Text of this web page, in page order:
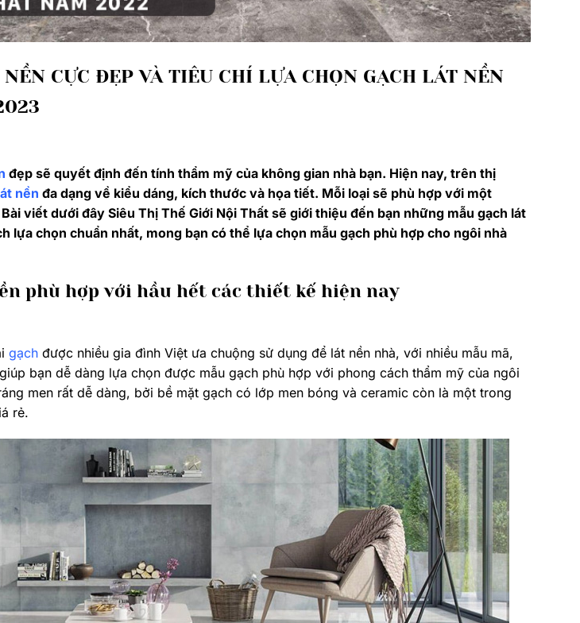
CỰC ĐẸP VÀ TIÊU CHÍ LỰA CHỌN GẠCH LÁT NỀN
đẹp sẽ quyết định đến tính thẩm mỹ của không gian nhà bạn. Hiện nay, trên thị
nền đa dạng về kiểu dáng, kích thước và họa tiết. Mỗi loại sẽ phù hợp với một
viết dưới đây Siêu Thị Thế Giới Nội Thất sẽ giới thiệu đến bạn những mẫu gạch lát
lựa chọn chuẩn nhất, mong bạn có thể lựa chọn mẫu gạch phù hợp cho ngôi nhà
phù hợp với hầu hết các thiết kế hiện nay
gạchđược nhiều gia đình Việt ưa chuộng sử dụng để lát nền nhà, với nhiều mẫu mã,
bạn dễ dàng lựa chọn được mẫu gạch phù hợp với phong cách thẩm mỹ của ngôi
men rất dễ dàng, bởi bề mặt gạch có lớp men bóng và ceramic còn là một trong
rẻ.